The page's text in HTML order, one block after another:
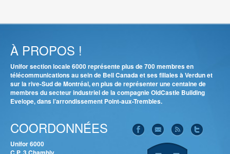
À PROPOS !
Unifor section locale 6000 représente plus de 700 membres en
télécommunications au sein de Bell Canada et ses filiales à Verdun et
sur la rive-Sud de Montréal, en plus de représenter une centaine de
membres du secteur industriel de la compagnie OldCastle Building
Evelope, dans l’arrondissement Point-aux-Trembles.
COORDONNÉES
Unifor 6000